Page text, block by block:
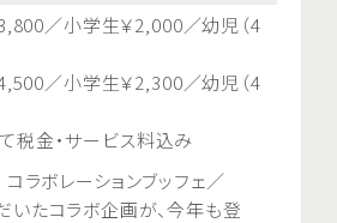
／小学生￥2,000／幼児（4
4,500／小学生￥2,300／幼児（4
税金・サービス料込み
ラボレーションブッフェ／
いたコラボ企画が、今年も登
平 日：大人￥4,500／小学
土日祝：大人￥6,100／小学
※上記価格は全て税金・サ
＼オタフクソース コラボレー
昨年ご好評いただいたコラ
￥1,200 （税金・サービス料込
＼7.8月のスイーツブッフェ
【SWEETS】チョコレートム
など